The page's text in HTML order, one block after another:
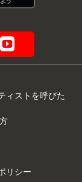
ィストを呼びた
リシー